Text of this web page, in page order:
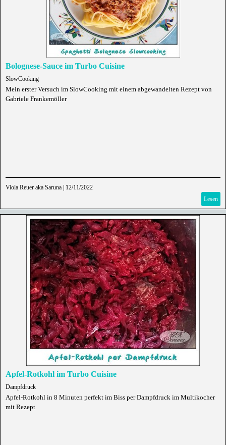
Bolognese-Sauce im Turbo Cuisine
SlowCooking
Mein erster Versuch im SlowCooking mit einem abgewandelten Rezept von
Gabriele Frankemöller
Viola Reuer aka Saruna
12/11/2022
Lesen
Apfel-Rotkohl im Turbo Cuisine
Dampfdruck
Apfel-Rotkohl in 8 Minuten perfekt im Biss per Dampfdruck im Multikocher
mit Rezept